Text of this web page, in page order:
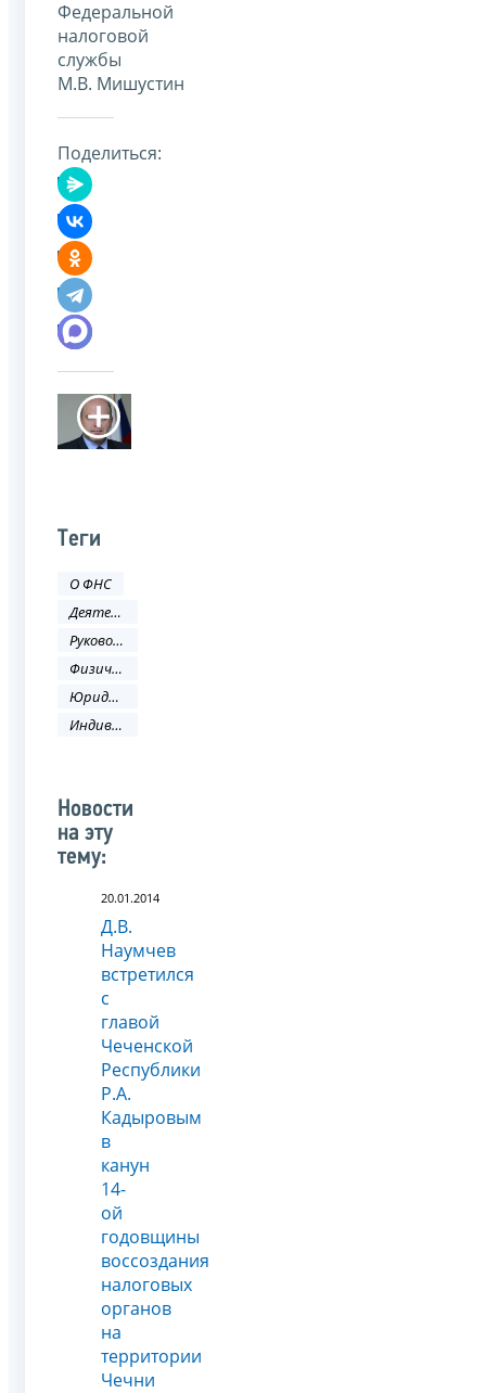
Федеральной
налоговой
службы
М.В. Мишустин
Поделиться:
Теги
О ФНС
Деятельность ФНС
Руководитель ФНС России
Физическое лицо
Юридическое лицо
Индивидуальный предприниматель
Новости
на эту
тему:
20.01.2014
Д.В.
Наумчев
встретился
с
главой
Чеченской
Республики
Р.А.
Кадыровым
в
канун
14-
ой
годовщины
воссоздания
налоговых
органов
на
территории
Чечни